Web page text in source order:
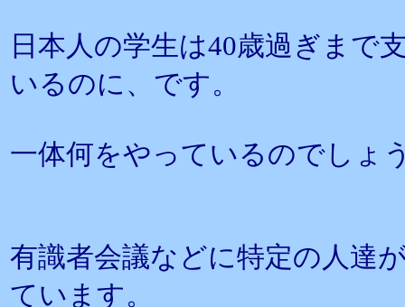
日本人の学生は40歳過ぎまで
いるのに、です。
一体何をやっているのでしょ
有識者会議などに特定の人達
ています。